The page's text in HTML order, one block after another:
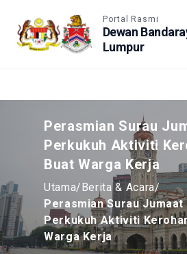
Portal Rasmi
Dewan
Lumpur
Perasmian Surau
Perkukuh Aktiviti
Buat Warga Kerja
Utama/Berita & Acara/
Perasmian Surau Jumaat
Perkukuh Aktiviti
Warga Kerja